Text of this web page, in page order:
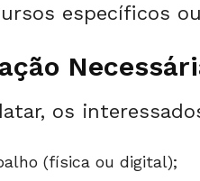
específicos
os
(física ou digital);